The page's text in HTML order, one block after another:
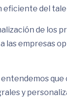
eficiente del
de los
las empresas
entendemos que
y